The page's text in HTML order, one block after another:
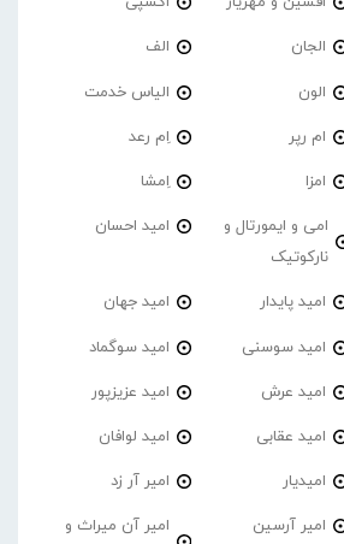
الجان الف
الون الیاس خدمت
ام رپر اِم رعد
امزا اِمشا
امی و ایمورتال و
نارکوتیک
امید احسان
امید پایدار امید جهان
امید سوسنی امید سوگماد
امید عرش امید عزیزپور
امید عقابی امید لوافان
امیدیار امیر آر زد
امیر آرسین
امیر آن میراث و